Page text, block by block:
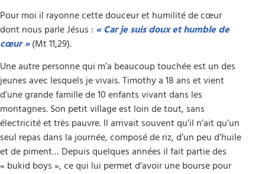
Pour moi il rayonne cette douceur et humilité de cœur
dont nous parle Jésus : « Car je suis doux et humble de
cœur »(Mt 11,29).
Une autre personne qui m’a beaucoup touchée est un des
jeunes avec lesquels je vivais. Timothy a 18 ans et vient
d’une grande famille de 10 enfants vivant dans les
montagnes. Son petit village est loin de tout, sans
électricité et très pauvre. Il arrivait souvent qu’il n’ait qu’un
seul repas dans la journée, composé de riz, d’un peu d’huile
et de piment… Depuis quelques années il fait partie des
« bukid boys », ce qui lui permet d’avoir une bourse pour